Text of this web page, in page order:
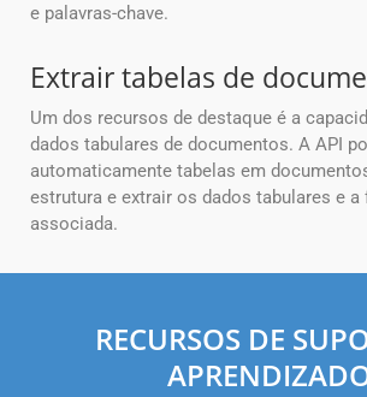
e palavras-chave.
Extrair tabelas de
Um dos recursos de destaque é a
dados tabulares de documentos. A API
automaticamente tabelas em
estrutura e extrair os dados tabulares e a
associada.
RECURSOS DE